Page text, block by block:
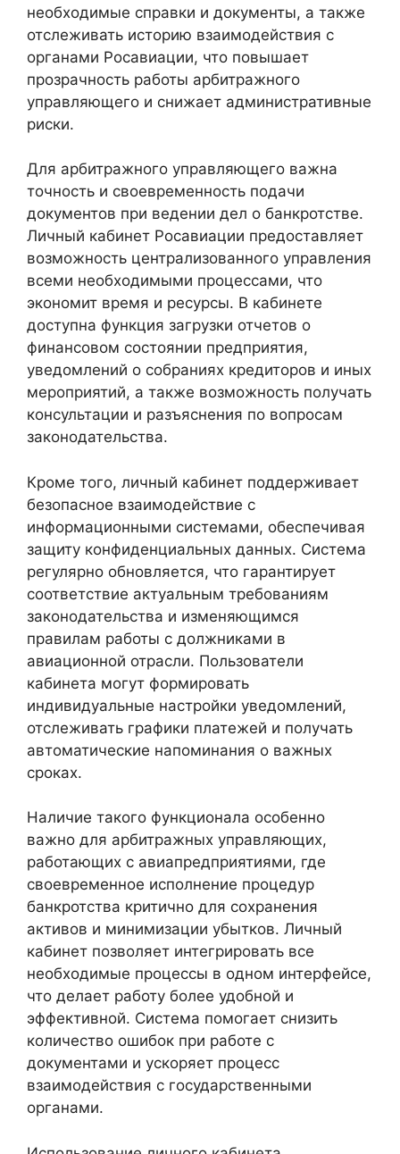
необходимые справки и документы, а также
отслеживать историю взаимодействия с
органами Росавиации, что повышает
прозрачность работы арбитражного
управляющего и снижает административные
риски.
Для арбитражного управляющего важна
точность и своевременность подачи
документов при ведении дел о банкротстве.
Личный кабинет Росавиации предоставляет
возможность централизованного управления
всеми необходимыми процессами, что
экономит время и ресурсы. В кабинете
доступна функция загрузки отчетов о
финансовом состоянии предприятия,
уведомлений о собраниях кредиторов и иных
мероприятий, а также возможность получать
консультации и разъяснения по вопросам
законодательства.
Кроме того, личный кабинет поддерживает
безопасное взаимодействие с
информационными системами, обеспечивая
защиту конфиденциальных данных. Система
регулярно обновляется, что гарантирует
соответствие актуальным требованиям
законодательства и изменяющимся
правилам работы с должниками в
авиационной отрасли. Пользователи
кабинета могут формировать
индивидуальные настройки уведомлений,
отслеживать графики платежей и получать
автоматические напоминания о важных
сроках.
Наличие такого функционала особенно
важно для арбитражных управляющих,
работающих с авиапредприятиями, где
своевременное исполнение процедур
банкротства критично для сохранения
активов и минимизации убытков. Личный
кабинет позволяет интегрировать все
необходимые процессы в одном интерфейсе,
что делает работу более удобной и
эффективной. Система помогает снизить
количество ошибок при работе с
документами и ускоряет процесс
взаимодействия с государственными
органами.